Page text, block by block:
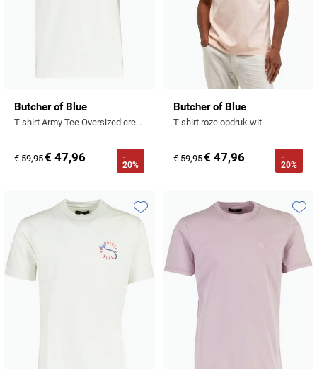
Butcher of Blue
T-shirt Army Tee Oversized creme
€ 59,95€ 47,96
-
20%
Butcher of Blue
T-shirt roze opdruk wit
€ 59,95€ 47,96
-
20%
Toevoegen aan favorieten